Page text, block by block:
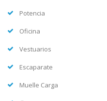
Potencia
Oficina
Vestuarios
Escaparate
Muelle Carga